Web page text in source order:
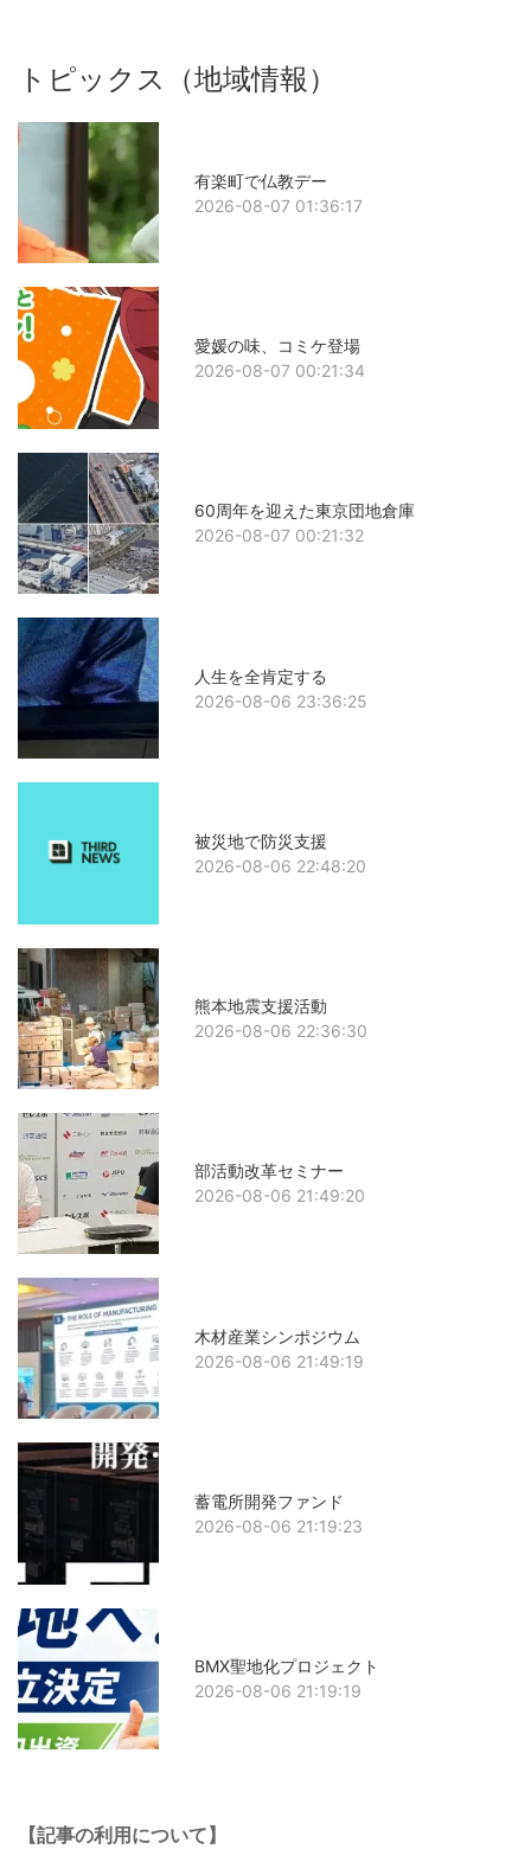
トピックス（地域情報）
有楽町で仏教デー
2026-08-07 01:36:17
愛媛の味、コミケ登場
2026-08-07 00:21:34
60周年を迎えた東京団地倉庫
2026-08-07 00:21:32
人生を全肯定する
2026-08-06 23:36:25
被災地で防災支援
2026-08-06 22:48:20
熊本地震支援活動
2026-08-06 22:36:30
部活動改革セミナー
2026-08-06 21:49:20
木材産業シンポジウム
2026-08-06 21:49:19
蓄電所開発ファンド
2026-08-06 21:19:23
BMX聖地化プロジェクト
2026-08-06 21:19:19
【記事の利用について】